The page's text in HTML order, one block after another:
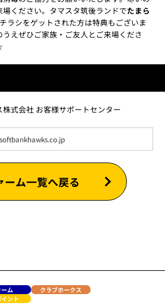
ください。タマスタ筑後ランドでたまら
ラシをゲットされた方は特典もございま
えぜひご家族・ご友人とご来場くださ
式会社 お客様サポートセンター
ーム一覧へ戻る
ム
クラブホークス
ント